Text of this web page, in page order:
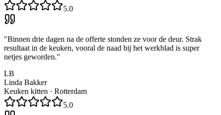
5.0
"Binnen drie dagen na de offerte stonden ze voor de deur. Strak
resultaat in de keuken, vooral de naad bij het werkblad is super
netjes geworden."
LB
Linda Bakker
Keuken kitten · Rotterdam
5.0